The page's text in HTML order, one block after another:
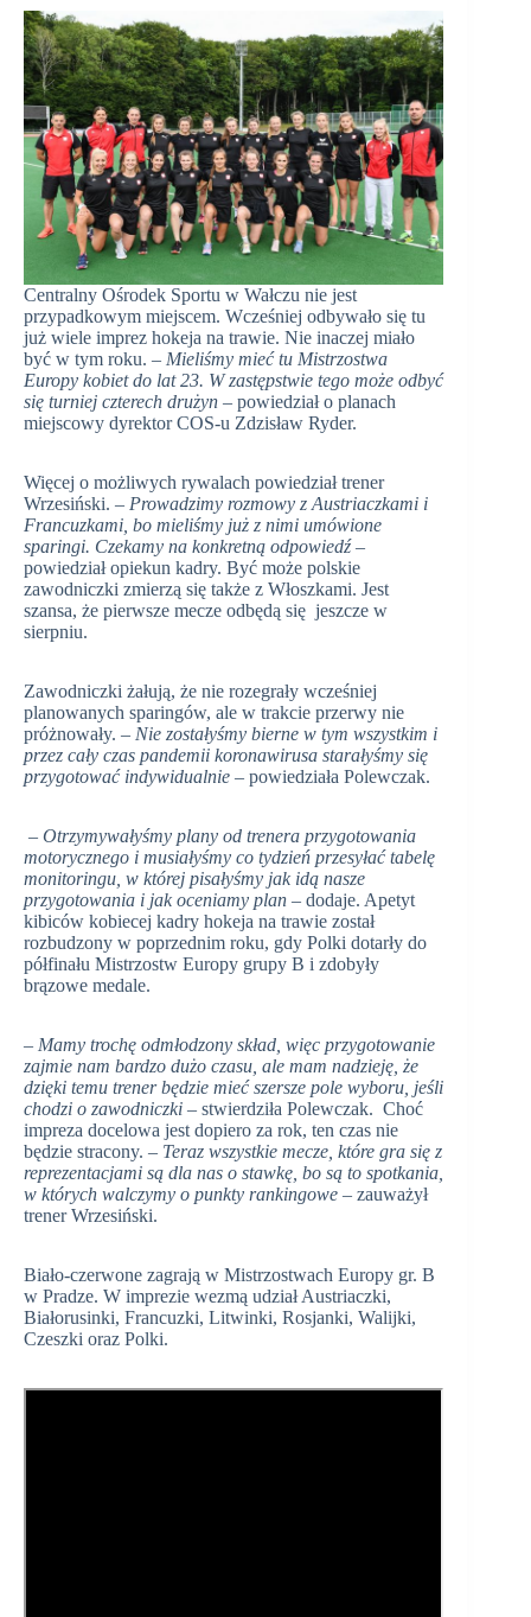
Centralny Ośrodek Sportu w Wałczu nie jest
przypadkowym miejscem. Wcześniej odbywało się tu
już wiele imprez hokeja na trawie. Nie inaczej miało
być w tym roku. – Mieliśmy mieć tu Mistrzostwa
Europy kobiet do lat 23. W zastępstwie tego może odbyć
się turniej czterech drużyn – powiedział o planach
miejscowy dyrektor COS-u Zdzisław Ryder.
Więcej o możliwych rywalach powiedział trener
Wrzesiński. – Prowadzimy rozmowy z Austriaczkami i
Francuzkami, bo mieliśmy już z nimi umówione
sparingi. Czekamy na konkretną odpowiedź–
powiedział opiekun kadry. Być może polskie
zawodniczki zmierzą się także z Włoszkami. Jest
szansa, że pierwsze mecze odbędą się jeszcze w
sierpniu.
Zawodniczki żałują, że nie rozegrały wcześniej
planowanych sparingów, ale w trakcie przerwy nie
próżnowały. – Nie zostałyśmy bierne w tym wszystkim i
przez cały czas pandemii koronawirusa starałyśmy się
przygotować indywidualnie – powiedziała Polewczak.
– Otrzymywałyśmy plany od trenera przygotowania
motorycznego i musiałyśmy co tydzień przesyłać tabelę
monitoringu, w której pisałyśmy jak idą nasze
przygotowania i jak oceniamy plan – dodaje. Apetyt
kibiców kobiecej kadry hokeja na trawie został
rozbudzony w poprzednim roku, gdy Polki dotarły do
półfinału Mistrzostw Europy grupy B i zdobyły
brązowe medale.
– Mamy trochę odmłodzony skład, więc przygotowanie
zajmie nam bardzo dużo czasu, ale mam nadzieję, że
dzięki temu trener będzie mieć szersze pole wyboru, jeśli
chodzi o zawodniczki – stwierdziła Polewczak. Choć
impreza docelowa jest dopiero za rok, ten czas nie
będzie stracony. – Teraz wszystkie mecze, które gra się z
reprezentacjami są dla nas o stawkę, bo są to spotkania,
w których walczymy o punkty rankingowe – zauważył
trener Wrzesiński.
Biało-czerwone zagrają w Mistrzostwach Europy gr. B
w Pradze. W imprezie wezmą udział Austriaczki,
Białorusinki, Francuzki, Litwinki, Rosjanki, Walijki,
Czeszki oraz Polki.